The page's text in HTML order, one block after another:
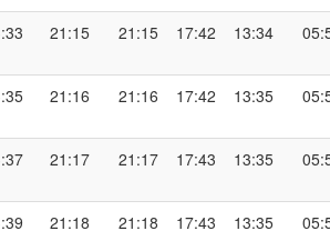
13:34
17:42
21:15
21:15
23:33
13:35
17:42
21:16
21:16
23:35
13:35
17:43
21:17
21:17
23:37
13:35
17:43
21:18
21:18
23:39